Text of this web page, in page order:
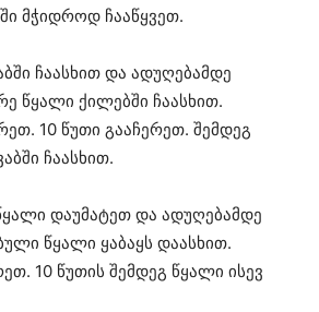
მჭიდროდ ჩააწყვეთ.
ჩაასხით და ადუღებამდე
წყალი ქილებში ჩაასხით.
10 წუთი გააჩერეთ. შემდეგ
ჩაასხით.
დაუმატეთ და ადუღებამდე
წყალი ყაბაყს დაასხით.
10 წუთის შემდეგ წყალი ისევ